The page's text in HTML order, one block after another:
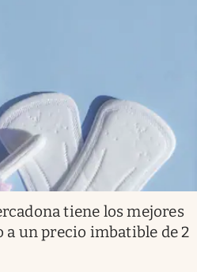
tiene los mejores
a un precio imbatible de 2